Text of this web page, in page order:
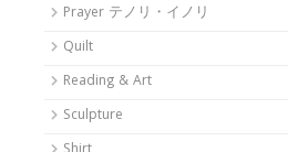
Prayer テノリ・イノリ
Quilt
Reading & Art
Sculpture